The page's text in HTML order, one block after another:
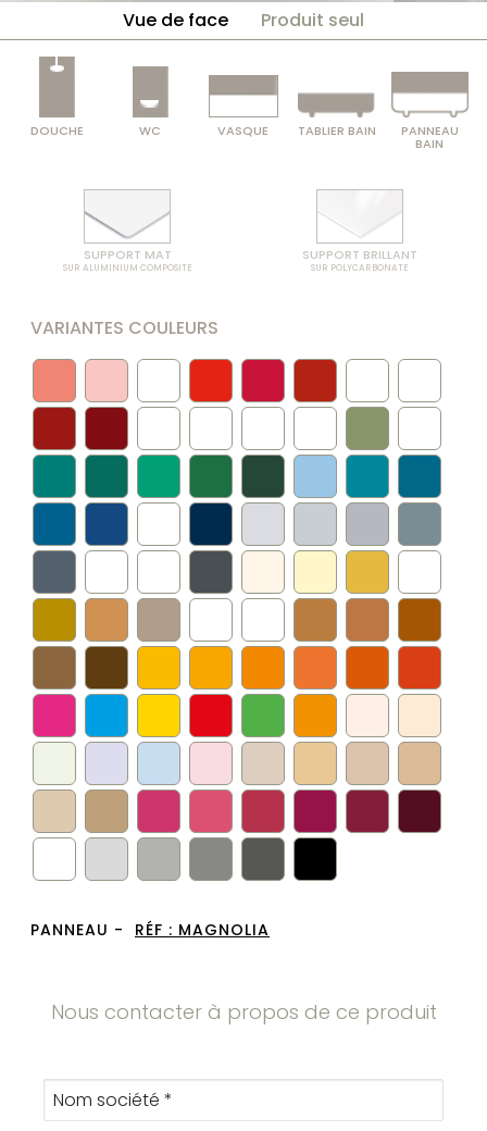
Vue de face Produit seul
DOUCHE WC VASQUE TABLIER BAIN PANNEAU
BAIN
SUPPORT MAT
SUR ALUMINIUM COMPOSITE
SUPPORT BRILLANT
SUR POLYCARBONATE
VARIANTES COULEURS
PANNEAU - RÉF : MAGNOLIA
Nous contacter à propos de ce produit